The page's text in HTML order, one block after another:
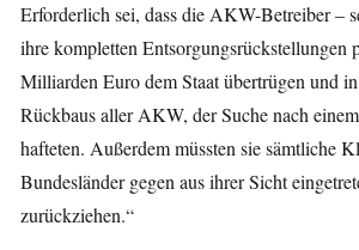
Erforderlich sei, dass die AKW-Betreiber –
ihre kompletten Entsorgungsrückstellungen
Milliarden Euro dem Staat übertrügen und
Rückbaus aller AKW, der Suche nach
hafteten. Außerdem müssten sie sämtliche
Bundesländer gegen aus ihrer Sicht
zurückziehen.“